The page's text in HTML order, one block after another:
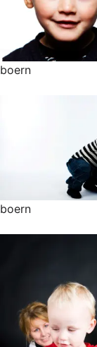
boern
boern